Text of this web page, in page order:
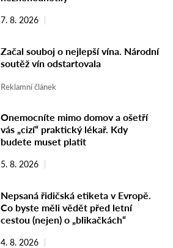
7. 8. 2026
Začal souboj o nejlepší vína. Národní
soutěž vín odstartovala
Reklamní článek
Onemocníte mimo domov a ošetří
vás „cizí“ praktický lékař. Kdy
budete muset platit
5. 8. 2026
Nepsaná řidičská etiketa v Evropě.
Co byste měli vědět před letní
cestou (nejen) o „blikačkách“
4. 8. 2026